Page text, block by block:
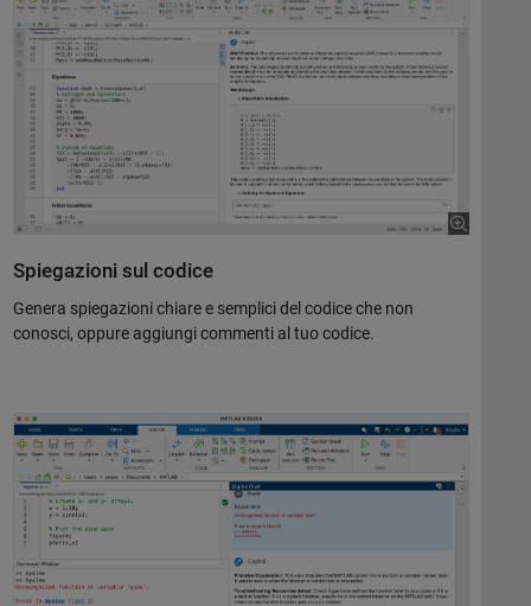
Spiegazioni sul codice
Genera spiegazioni chiare e semplici del codice che non
conosci, oppure aggiungi commenti al tuo codice.